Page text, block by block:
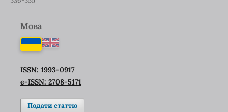
Мова
ISSN: 1993-0917
e-ISSN: 2708-5171
Подати статтю